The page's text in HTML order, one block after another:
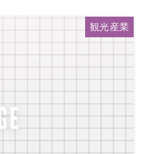
観光産業